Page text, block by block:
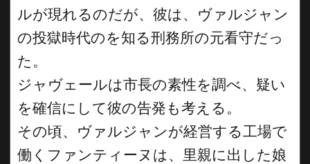
ルが現れるのだが、彼は、ヴァルジャン
の投獄時代のを知る刑務所の元看守だっ
た。
ジャヴェールは市長の素性を調べ、疑い
を確信にして彼の告発も考える。
その頃、ヴァルジャンが経営する工場で
働くファンティーヌは、里親に出した娘